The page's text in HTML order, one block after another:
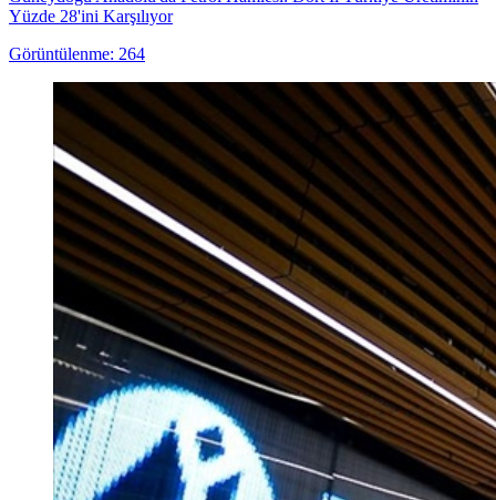
Yüzde 28'ini Karşılıyor
Görüntülenme: 264